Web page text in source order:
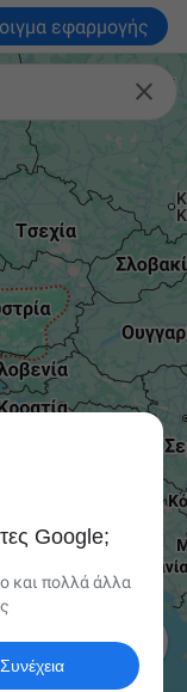
εφαρμογής


Google;
και πολλά άλλα
Συνέχεια